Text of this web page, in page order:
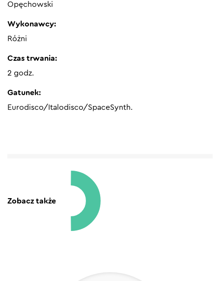
Opęchowski
Wykonawcy:
Różni
Czas trwania:
2 godz.
Gatunek:
Eurodisco/Italodisco/SpaceSynth.
Zobacz także